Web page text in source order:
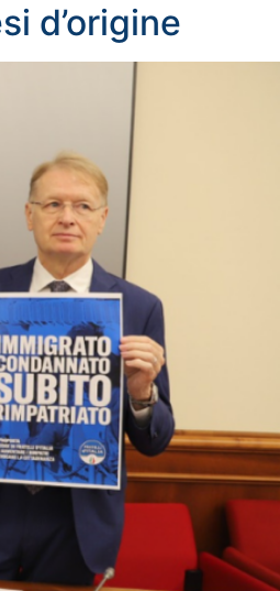
d’origine